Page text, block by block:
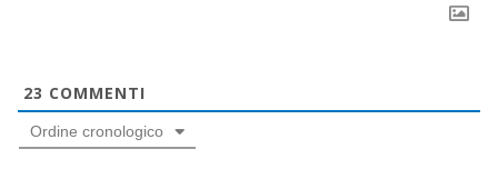
23 COMMENTI
Ordine cronologico